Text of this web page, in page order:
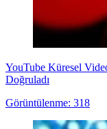
YouTube Küresel
Doğruladı
Görüntülenme: 318